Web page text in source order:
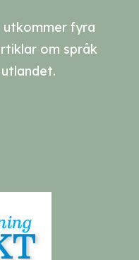
utkommer fyra
om språk